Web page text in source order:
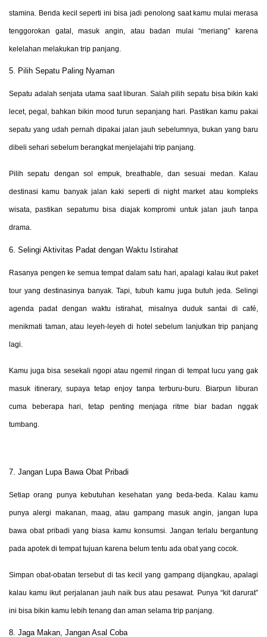
stamina. Benda kecil seperti ini bisa jadi penolong saat kamu mulai merasa
tenggorokan gatal, masuk angin, atau badan mulai “meriang” karena
kelelahan melakukan trip panjang.
5. Pilih Sepatu Paling Nyaman
Sepatu adalah senjata utama saat liburan. Salah pilih sepatu bisa bikin kaki
lecet, pegal, bahkan bikin mood turun sepanjang hari. Pastikan kamu pakai
sepatu yang udah pernah dipakai jalan jauh sebelumnya, bukan yang baru
dibeli sehari sebelum berangkat menjelajahi trip panjang.
Pilih sepatu dengan sol empuk, breathable, dan sesuai medan. Kalau
destinasi kamu banyak jalan kaki seperti di night market atau kompleks
wisata, pastikan sepatumu bisa diajak kompromi untuk jalan jauh tanpa
drama.
6. Selingi Aktivitas Padat dengan Waktu Istirahat
Rasanya pengen ke semua tempat dalam satu hari, apalagi kalau ikut paket
tour yang destinasinya banyak. Tapi, tubuh kamu juga butuh jeda. Selingi
agenda padat dengan waktu istirahat, misalnya duduk santai di café,
menikmati taman, atau leyeh-leyeh di hotel sebelum lanjutkan trip panjang
lagi.
Kamu juga bisa sesekali ngopi atau ngemil ringan di tempat lucu yang gak
masuk itinerary, supaya tetap enjoy tanpa terburu-buru. Biarpun liburan
cuma beberapa hari, tetap penting menjaga ritme biar badan nggak
tumbang.
7. Jangan Lupa Bawa Obat Pribadi
Setiap orang punya kebutuhan kesehatan yang beda-beda. Kalau kamu
punya alergi makanan, maag, atau gampang masuk angin, jangan lupa
bawa obat pribadi yang biasa kamu konsumsi. Jangan terlalu bergantung
pada apotek di tempat tujuan karena belum tentu ada obat yang cocok.
Simpan obat-obatan tersebut di tas kecil yang gampang dijangkau, apalagi
kalau kamu ikut perjalanan jauh naik bus atau pesawat. Punya “kit darurat”
ini bisa bikin kamu lebih tenang dan aman selama trip panjang.
8. Jaga Makan, Jangan Asal Coba